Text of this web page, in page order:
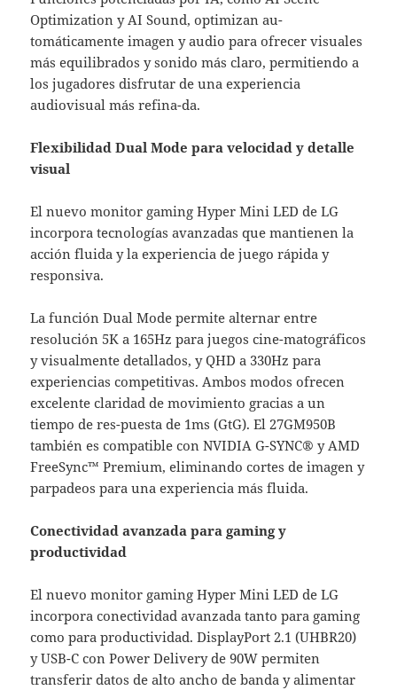
Optimization y AI Sound, optimizan au-
tomáticamente imagen y audio para ofrecer visuales
más equilibrados y sonido más claro, permitiendo a
los jugadores disfrutar de una experiencia
audiovisual más refina-da.
Flexibilidad Dual Mode para velocidad y detalle
visual
El nuevo monitor gaming Hyper Mini LED de LG
incorpora tecnologías avanzadas que mantienen la
acción fluida y la experiencia de juego rápida y
responsiva.
La función Dual Mode permite alternar entre
resolución 5K a 165Hz para juegos cine-matográficos
y visualmente detallados, y QHD a 330Hz para
experiencias competitivas. Ambos modos ofrecen
excelente claridad de movimiento gracias a un
tiempo de res-puesta de 1ms (GtG). El 27GM950B
también es compatible con NVIDIA G-SYNC® y AMD
FreeSync™ Premium, eliminando cortes de imagen y
parpadeos para una experiencia más fluida.
Conectividad avanzada para gaming y
productividad
El nuevo monitor gaming Hyper Mini LED de LG
incorpora conectividad avanzada tanto para gaming
como para productividad. DisplayPort 2.1 (UHBR20)
y USB-C con Power Delivery de 90W permiten
transferir datos de alto ancho de banda y alimentar